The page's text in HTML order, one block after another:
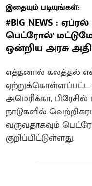
இதையும் படியுங்கள்:
#BIG NEWS :
பெட்ரோல்'
ஒன்றிய அரசு
எத்தனால் கலத்தல்
ஏற்றுக்கொள்ளப்பட்ட
அமெரிக்கா,
நாடுகளில்
வருவதாகவும்
குறிப்பிட்டுள்ளது.